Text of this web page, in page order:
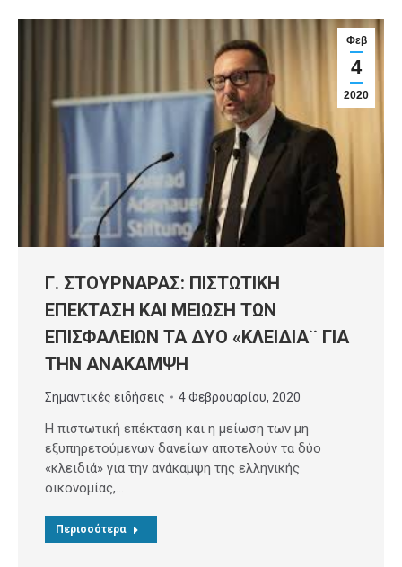
Φεβ
4
2020
Γ. ΣΤΟΥΡΝΑΡΑΣ: ΠΙΣΤΩΤΙΚΗ
ΕΠΕΚΤΑΣΗ ΚΑΙ ΜΕΙΩΣΗ ΤΩΝ
ΕΠΙΣΦΑΛΕΙΩΝ ΤΑ ΔΥΟ «ΚΛΕΙΔΙΑ¨ ΓΙΑ
ΤΗΝ ΑΝΑΚΑΜΨΗ
Σημαντικές ειδήσεις 4 Φεβρουαρίου, 2020
Η πιστωτική επέκταση και η μείωση των μη
εξυπηρετούμενων δανείων αποτελούν τα δύο
«κλειδιά» για την ανάκαμψη της ελληνικής
οικονομίας,…
Περισσότερα